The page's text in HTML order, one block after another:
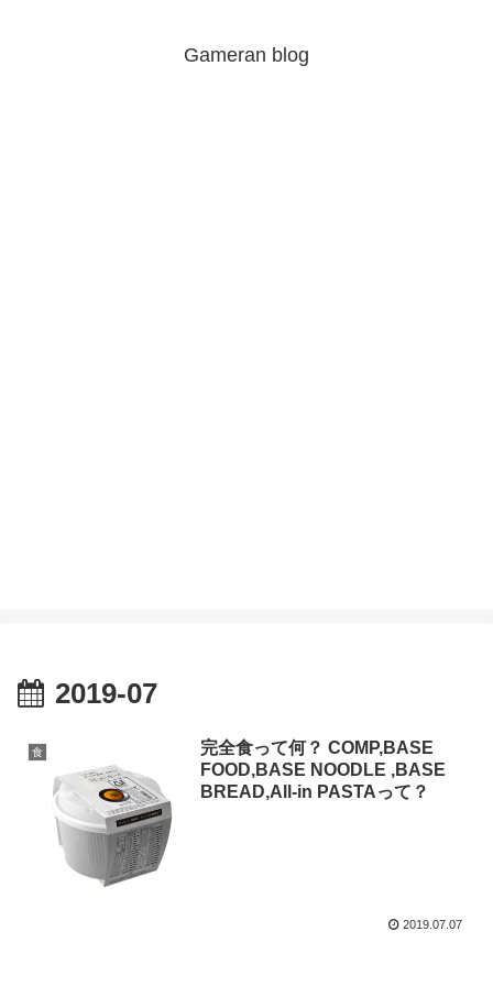
Gameran blog
2019-07
食
完全食って何？ COMP,BASE
FOOD,BASE NOODLE ,BASE
BREAD,All-in PASTAって？
2019.07.07